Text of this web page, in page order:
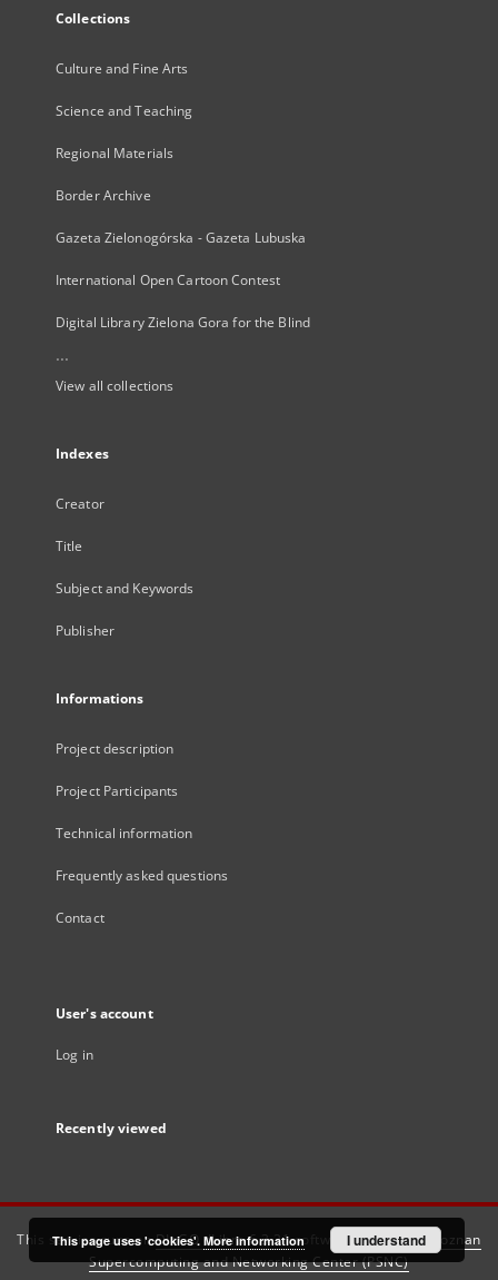
Collections
Culture and Fine Arts
Science and Teaching
Regional Materials
Border Archive
Gazeta Zielonogórska - Gazeta Lubuska
International Open Cartoon Contest
Digital Library Zielona Gora for the Blind
...
View all collections
Indexes
Creator
Title
Subject and Keywords
Publisher
Informations
Project description
Project Participants
Technical information
Frequently asked questions
Contact
User's account
Log in
Recently viewed
This service runs onDInGO dLibra 6.3.21software created by
Poznan
Supercomputing and Networking Center (PSNC)
This page uses 'cookies'. More information I understand